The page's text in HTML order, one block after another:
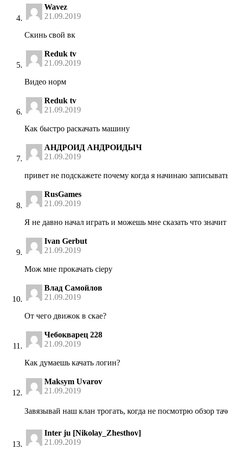
Wavez
21.09.2019
Скинь свой вк
Reduk tv
21.09.2019
Видео норм
Reduk tv
21.09.2019
Как быстро раскачать машину
АНДРОИД АНДРОИДЫЧ
21.09.2019
привет не подскажете почему когда я начинаю
RusGames
21.09.2019
Я не давно начал играть и можешь мне сказать что
Ivan Gerbut
21.09.2019
Мож мне прокачать сіеру
Влад Самойлов
21.09.2019
От чего движок в скае?
Чебокварец 228
21.09.2019
Как думаешь качать логин?
Maksym Uvarov
21.09.2019
Завязывай наш клан трогать, когда не посмотрю обзор
Inter ju [Nikolay_Zhesthov]
21.09.2019